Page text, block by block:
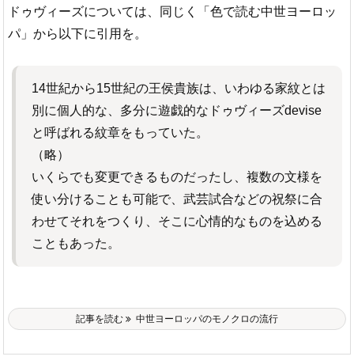
ドゥヴィーズについては、同じく「色で読む中世ヨーロッ
パ」から以下に引用を。
14世紀から15世紀の王侯貴族は、いわゆる家紋とは
別に個人的な、多分に遊戯的なドゥヴィーズdevise
と呼ばれる紋章をもっていた。
（略）
いくらでも変更できるものだったし、複数の文様を
使い分けることも可能で、武芸試合などの祝祭に合
わせてそれをつくり、そこに心情的なものを込める
こともあった。
記事を読む 中世ヨーロッパのモノクロの流行